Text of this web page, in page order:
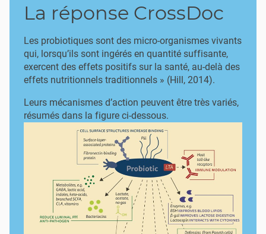
La réponse CrossDoc
Les probiotiques sont des micro-organismes vivants
qui, lorsqu’ils sont ingérés en quantité suffisante,
exercent des effets positifs sur la santé, au-delà des
effets nutritionnels traditionnels » (Hill, 2014).
Leurs mécanismes d’action peuvent être très variés,
résumés dans la figure ci-dessous.